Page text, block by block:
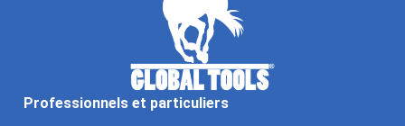
Professionnels et particuliers